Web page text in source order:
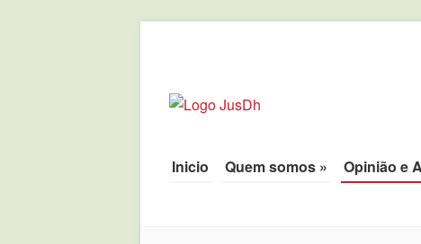
JusDh
Menu
Pule para o conteúdo
Inicio Quem somos » Opinião e